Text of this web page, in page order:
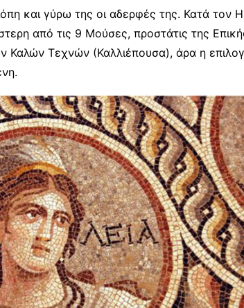
και γύρω της οι αδερφές της. Κατά τον
από τις 9 Μούσες, προστάτις της
Καλών Τεχνών (Καλλιέπουσα), άρα η